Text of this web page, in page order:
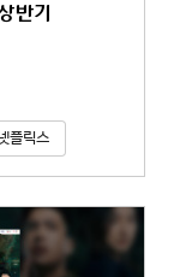
반기
플릭스